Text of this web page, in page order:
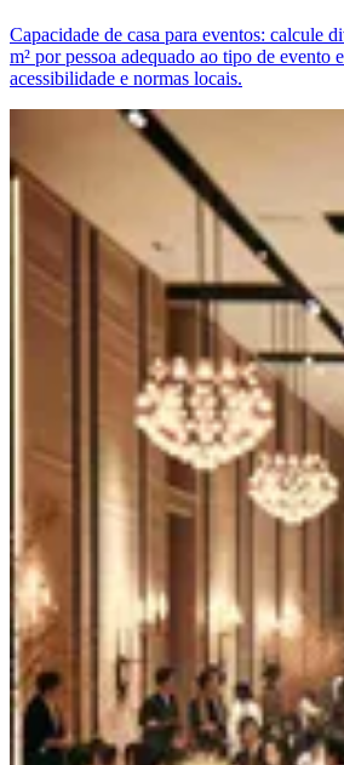
Capacidade de casa para eventos: calcule
m² por pessoa adequado ao tipo de evento
acessibilidade e normas locais.